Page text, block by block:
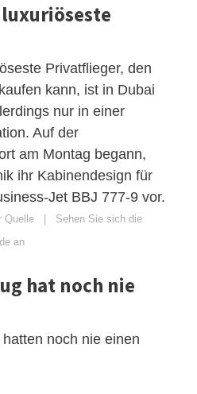
Privatflieger, den
kann, ist in Dubai
nur in einer
Auf der
am Montag begann,
ihr Kabinendesign für
Jet BBJ 777-9 vor.
Quelle | Sehen Sie sich die
an
hat noch nie
noch nie einen